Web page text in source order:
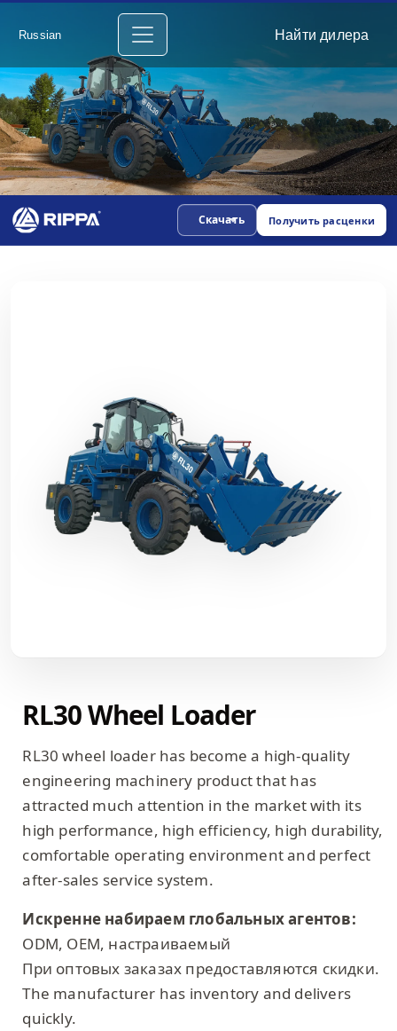
Russian Найти дилера
Скачать Получить расценки
RL30 Wheel Loader
RL30 wheel loader has become a high-quality
engineering machinery product that has
attracted much attention in the market with its
high performance, high efficiency, high durability,
comfortable operating environment and perfect
after-sales service system.
Искренне набираем глобальных агентов:
ODM, OEM, настраиваемый
При оптовых заказах предоставляются скидки.
The manufacturer has inventory and delivers
quickly.